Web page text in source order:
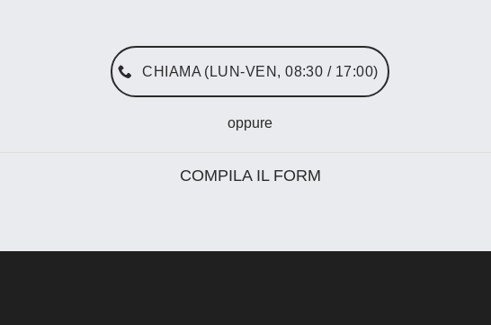
CHIAMA (LUN-VEN, 08:30 / 17:00)
oppure
COMPILA IL FORM